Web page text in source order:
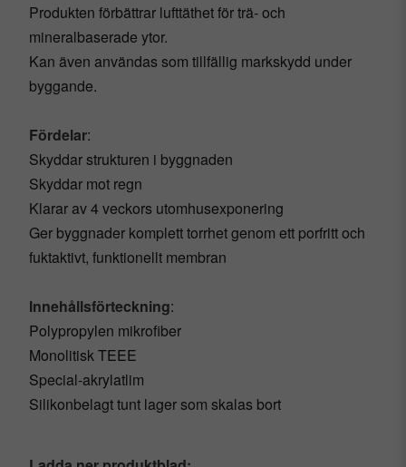
Produkten förbättrar lufttäthet för trä- och
mineralbaserade ytor.
Kan även användas som tillfällig markskydd under
byggande.
Fördelar:
Skyddar strukturen i byggnaden
Skyddar mot regn
Klarar av 4 veckors utomhusexponering
Ger byggnader komplett torrhet genom ett porfritt och
fuktaktivt, funktionellt membran
Innehållsförteckning:
Polypropylen mikrofiber
Monolitisk TEEE
Special-akrylatlim
Silikonbelagt tunt lager som skalas bort